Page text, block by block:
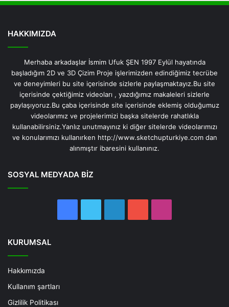
HAKKIMIZDA
Merhaba arkadaşlar İsmim Ufuk ŞEN 1997 Eylül hayatında
başladığım 2D ve 3D Çizim Proje işlerimizden edindiğimiz tecrübe
ve deneyimleri bu site içerisinde sizlerle paylaşmaktayız.Bu site
içerisinde çektiğimiz videoları , yazdığımız makaleleri sizlerle
paylaşıyoruz.Bu çaba içerisinde site içerisinde eklemiş olduğumuz
videolarımız ve projelerimizi başka sitelerde rahatlıkla
kullanabilirsiniz.Yanlız unutmayınız ki diğer sitelerde videolarımızı
ve konularımızı kullanırken http://www.sketchupturkiye.com dan
alınmıştır ibaresini kullanınız.
SOSYAL MEDYADA BİZ
KURUMSAL
Hakkımızda
Kullanım şartları
Gizlilik Politikası